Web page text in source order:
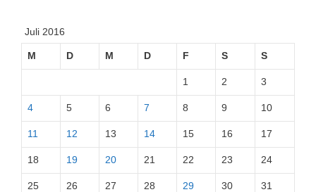
Juli 2016
M D M D F S S
1 2 3
4 5 6 7 8 9 10
11 12 13 14 15 16 17
18 19 20 21 22 23 24
25 26 27 28 29 30 31